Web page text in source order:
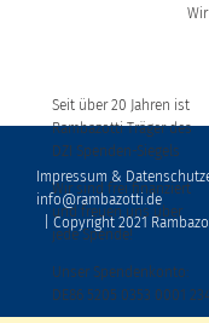
Seit über 20 Jahren ist
Rambazotti Träger des
DZI Spenden-Siegels
Wir sind frei finanziert
und freuen uns über
jede Spende!
Unser Spendenkonto:
DE86 5205 0353 0001
Impressum &
info@rambazotti.de
| Copyright 2021